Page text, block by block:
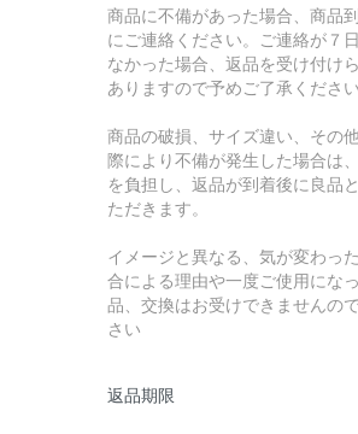
商品に不備があった場合、商品
にご連絡ください。ご連絡が７
なかった場合、返品を受け付け
ありますので予めご了承ください
商品の破損、サイズ違い、その
際により不備が発生した場合は
を負担し、返品が到着後に良品
ただきます。
イメージと異なる、気が変わっ
合による理由や一度ご使用にな
品、交換はお受けできませんの
さい
返品期限